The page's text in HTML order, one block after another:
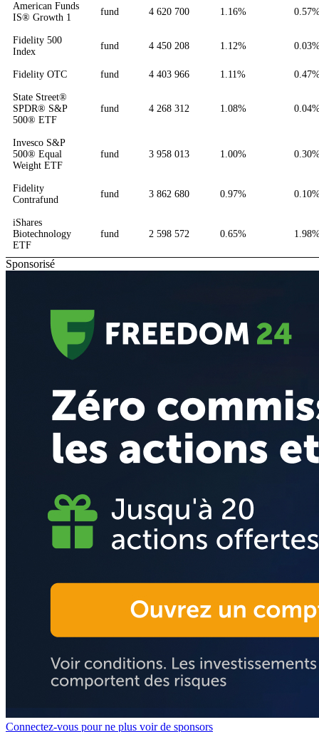
American Funds
IS® Growth 1
fund 4 620 700 1.16%
Fidelity 500
Index
fund 4 450 208 1.12%
Fidelity OTC fund 4 403 966 1.11%
State Street®
SPDR® S&P
500® ETF
fund 4 268 312 1.08%
Invesco S&P
500® Equal
Weight ETF
fund 3 958 013 1.00%
Fidelity
Contrafund
fund 3 862 680 0.97%
iShares
Biotechnology
ETF
fund 2 598 572 0.65%
Sponsorisé
Connectez-vous pour ne plus voir de sponsors